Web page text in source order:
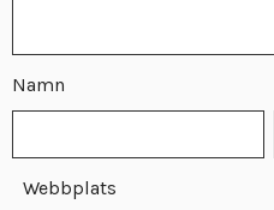
Namn
Webbplats